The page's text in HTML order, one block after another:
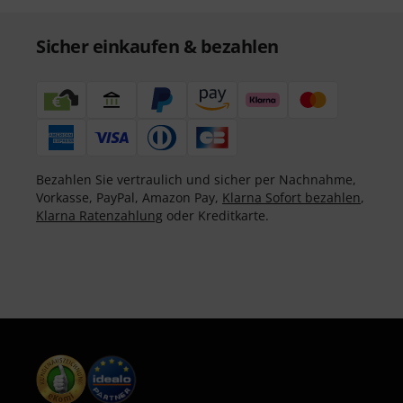
Sicher einkaufen & bezahlen
Bezahlen Sie vertraulich und sicher per Nachnahme,
Vorkasse, PayPal, Amazon Pay, Klarna Sofort bezahlen,
Klarna Ratenzahlung oder Kreditkarte.